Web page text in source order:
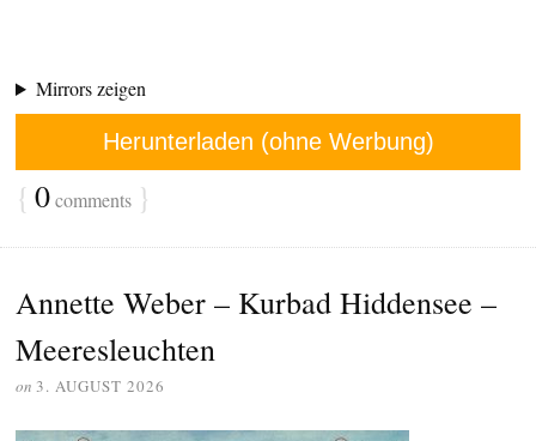
Mirrors zeigen
Herunterladen (ohne Werbung)
{ 0comments }
Annette Weber – Kurbad Hiddensee –
Meeresleuchten
on 3. AUGUST 2026